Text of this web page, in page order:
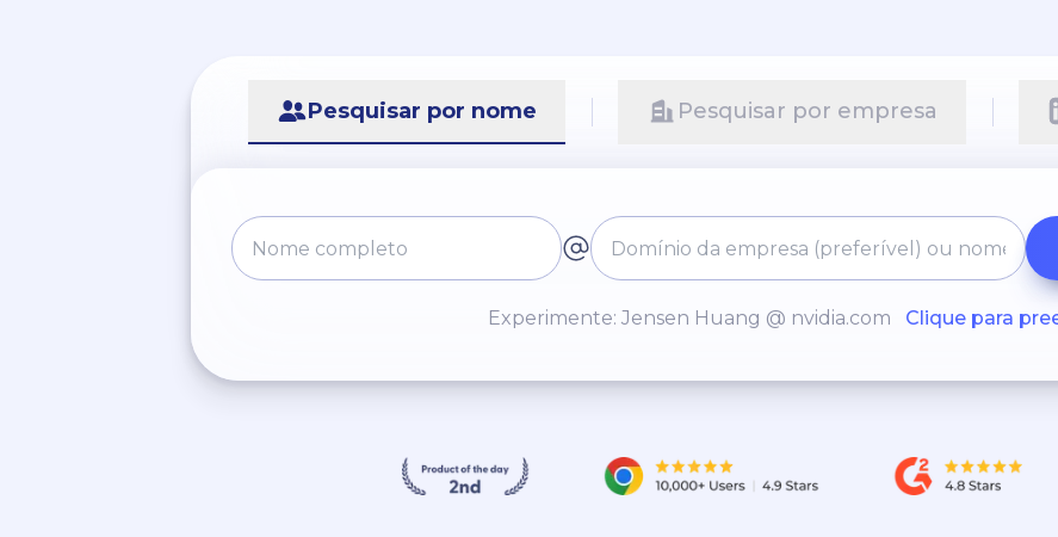
Pesquisar por nome Pesquisar por empresa
Experimente: Jensen Huang @ nvidia.com Clique para